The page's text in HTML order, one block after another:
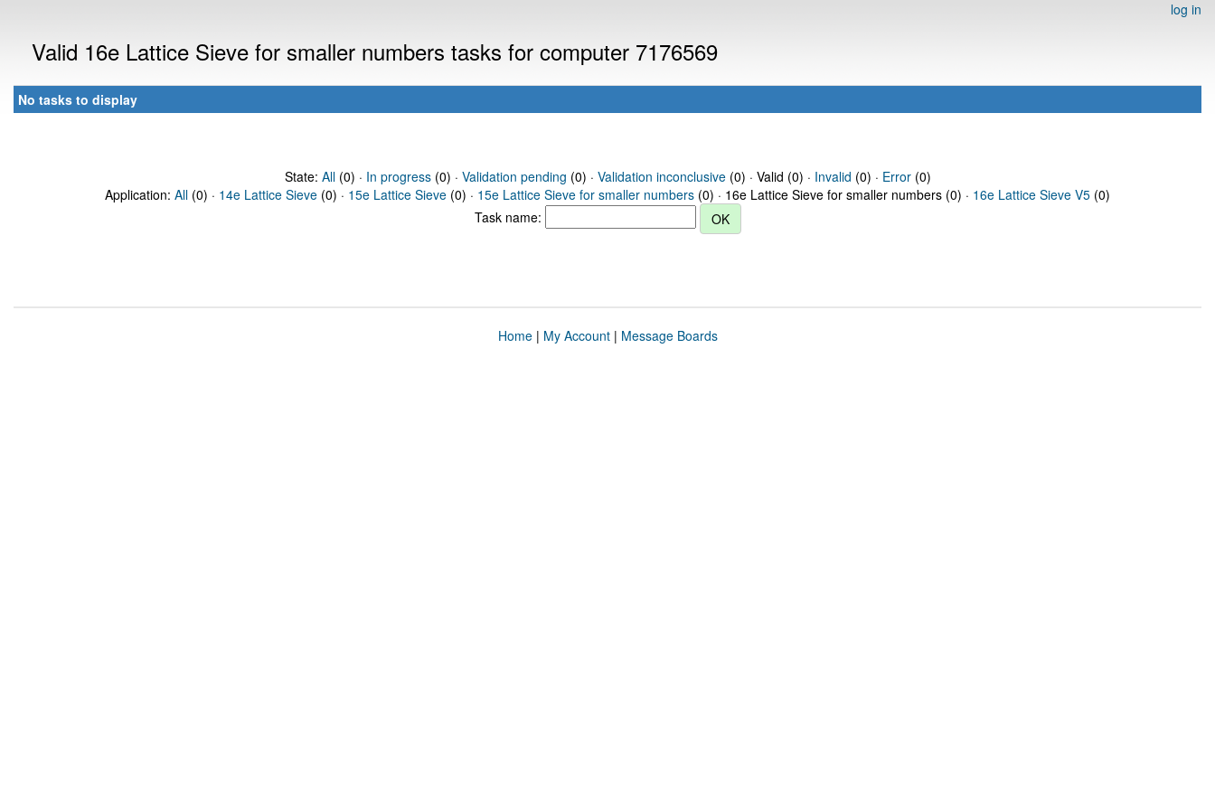
log in
Valid 16e Lattice Sieve for smaller numbers tasks for computer 7176569
No tasks to display
State: All(0) · In progress(0) · Validation pending (0) · Validation inconclusive(0) · Valid (0) · Invalid (0) · Error(0)
Application: All (0) · 14e Lattice Sieve (0) · 15e Lattice Sieve (0) · 15e Lattice Sieve for smaller numbers (0) · 16e Lattice Sieve for smaller numbers (0) · 16e Lattice Sieve V5 (0)
Task name:
Home| My Account| Message Boards